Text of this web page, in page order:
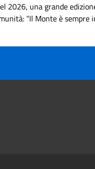
2026, una grande
“Il Monte è sempre